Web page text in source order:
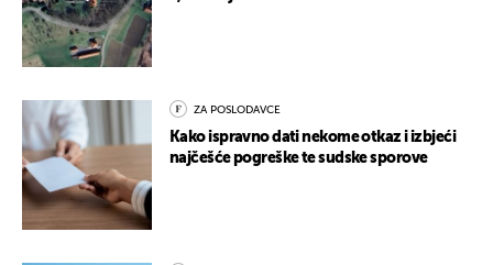
ZA POSLODAVCE
Kako ispravno dati nekome otkaz i izbjeći
najčešće pogreške te sudske sporove